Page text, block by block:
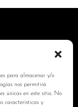
para almacenar y/o
nos permitirá
únicas en este sitio. No
características y